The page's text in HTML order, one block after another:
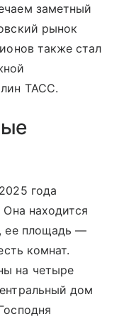
заметный
рынок
также стал
ТАСС.
года
находится
ее площадь —
комнат.
на четыре
дом